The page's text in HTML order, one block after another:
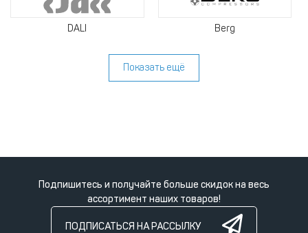
DALI Berg
Показать ещё
Подпишитесь и получайте больше скидок на весь
ассортимент наших товаров!
ПОДПИСАТЬСЯ НА РАССЫЛКУ